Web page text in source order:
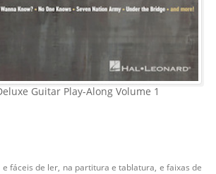
Guitar Play-Along Volume 1
fáceis de ler, na partitura e tablatura, e faixas de